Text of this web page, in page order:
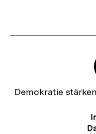
a
Zur
Demokratie